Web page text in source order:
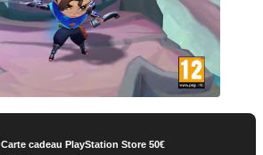
Carte cadeau PlayStation Store 50€